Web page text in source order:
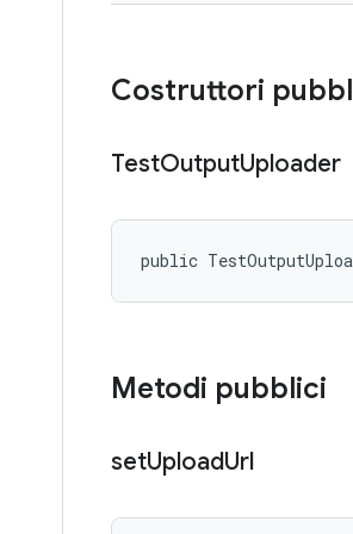
Costruttori
TestOutputUploader
public
Metodi pubblici
setUploadUrl